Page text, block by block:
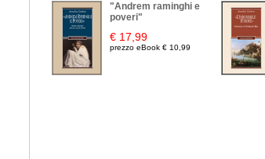
"Andrem raminghi e
poveri"
€ 17,99
prezzo eBook € 10,99